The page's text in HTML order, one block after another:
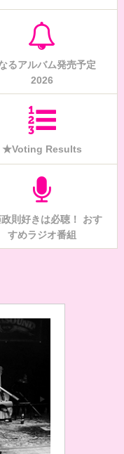
るアルバム発売予定
2026
★Voting Results
則好きは必聴！ おす
すめラジオ番組